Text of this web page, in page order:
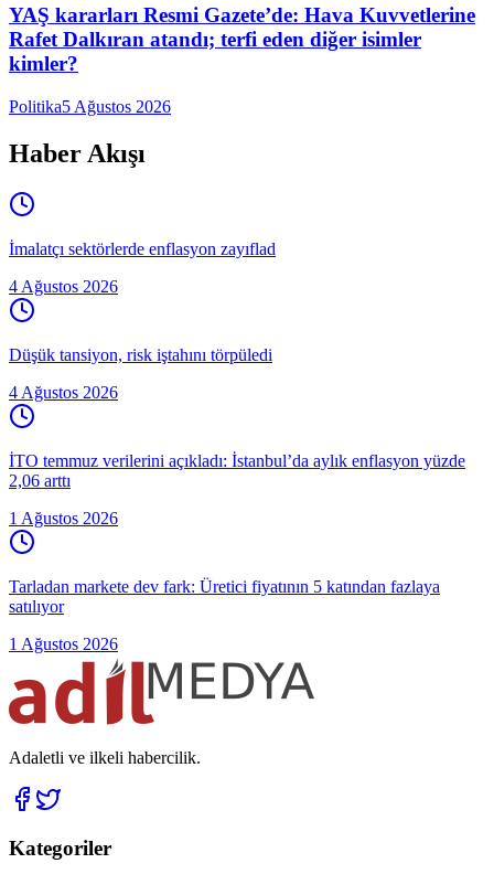
YAŞ kararları Resmi Gazete’de: Hava Kuvvetlerine
Rafet Dalkıran atandı; terfi eden diğer isimler
kimler?
Politika5 Ağustos 2026
Haber Akışı
İmalatçı sektörlerde enflasyon zayıflad
4 Ağustos 2026
Düşük tansiyon, risk iştahını törpüledi
4 Ağustos 2026
İTO temmuz verilerini açıkladı: İstanbul’da aylık enflasyon yüzde
2,06 arttı
1 Ağustos 2026
Tarladan markete dev fark: Üretici fiyatının 5 katından fazlaya
satılıyor
1 Ağustos 2026
Adaletli ve ilkeli habercilik.
Kategoriler